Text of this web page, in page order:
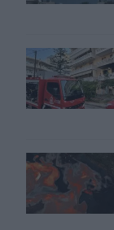
Ρέθυμνο:
Καλοκαίρι